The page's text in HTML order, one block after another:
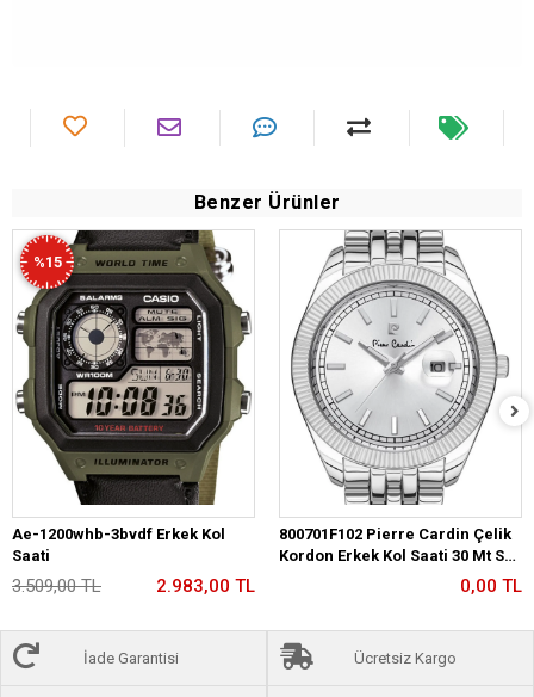
Benzer Ürünler
%15
Ae-1200whb-3bvdf Erkek Kol
Saati
3.509,00 TL 2.983,00 TL
800701F102 Pierre Cardin Çelik
Kordon Erkek Kol Saati 30 Mt Su
0,00 TL
İade Garantisi Ücretsiz Kargo